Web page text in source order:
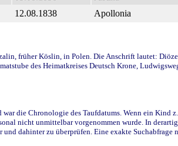
12.08.1838 Apollonia
früher Köslin, in Polen. Die Anschrift lautet:
des Heimatkreises Deutsch Krone,
die Chronologie des Taufdatums. Wenn ein
nicht unmittelbar vorgenommen wurde. In
dahinter zu überprüfen. Eine exakte